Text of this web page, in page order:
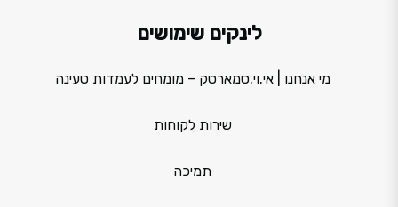
לינקים שימושים
מי אנחנו | אי.וי.סמארטק – מומחים לעמדות טעינה
שירות לקוחות
תמיכה